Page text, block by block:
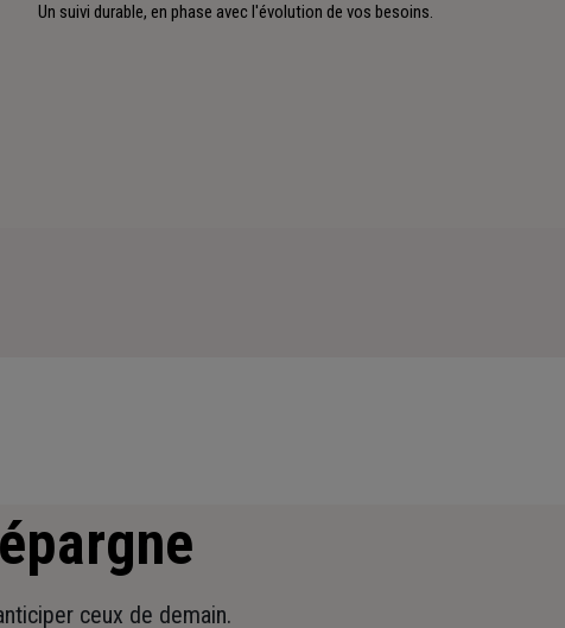
Un suivi durable, en phase avec l'évolution de vos besoins.
ceux de demain.